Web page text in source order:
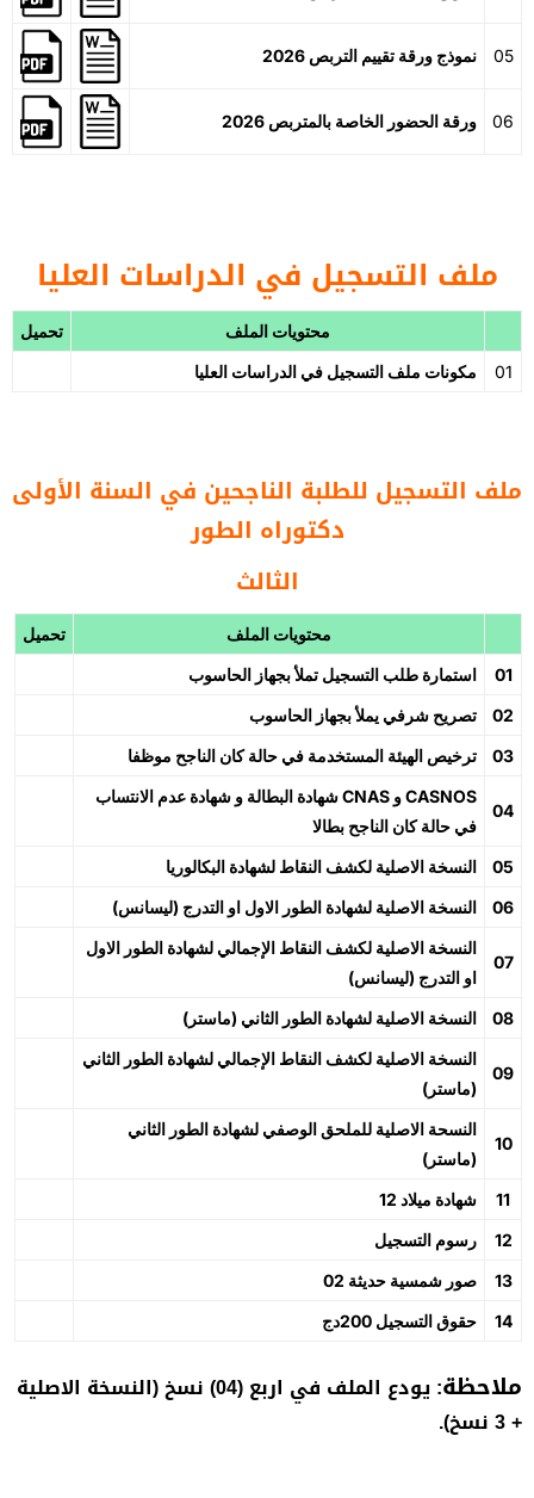
نموذج ورقة تقييم التربص 2026 05
ورقة الحضور الخاصة بالمتربص 2026 06
ملف التسجيل في الدراسات العليا
تحميل
محتويات الملف
مكونات ملف التسجيل في الدراسات العليا
01
ملف التسجيل للطلبة الناجحين في السنة الأولى
دكتوراه الطور
الثالث
تحميل
محتويات الملف
استمارة طلب التسجيل تملأ بجهاز الحاسوب
01
تصريح شرفي يملأ بجهاز الحاسوب
02
ترخيص الهيئة المستخدمة في حالة كان الناجح موظفا
03
شهادة البطالة و شهادة عدم الانتساب CNAS و CASNOS
في حالة كان الناجح بطالا
04
النسخة الاصلية لكشف النقاط لشهادة البكالوريا
05
النسخة الاصلية لشهادة الطور الاول او التدرج (ليسانس)
06
النسخة الاصلية لكشف النقاط الإجمالي لشهادة الطور الاول
او التدرج (ليسانس)
07
النسخة الاصلية لشهادة الطور الثاني (ماستر)
08
النسخة الاصلية لكشف النقاط الإجمالي لشهادة الطور الثاني
(ماستر)
09
النسحة الاصلية للملحق الوصفي لشهادة الطور الثاني
(ماستر)
10
12 شهادة ميلاد
11
رسوم التسجيل
12
02 صور شمسية حديثة
13
حقوق التسجيل 200دج
14
ملاحظة:
يودع الملف في اربع (04) نسخ (النسخة الاصلية
+ 3 نسخ).